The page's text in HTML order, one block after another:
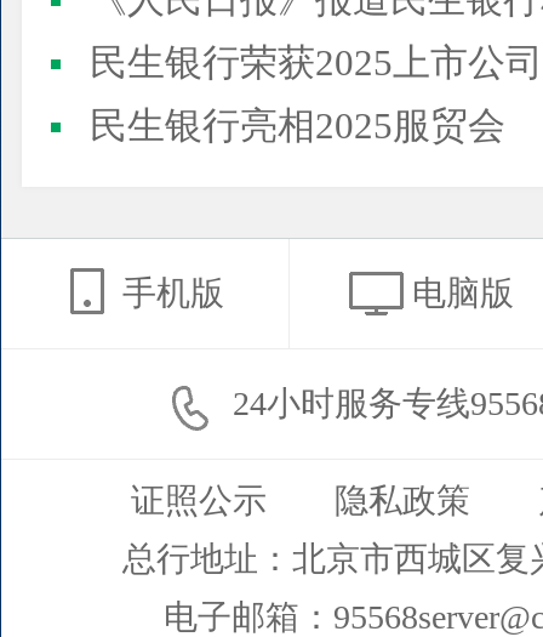
民生银行荣获2025上市公司董事会最佳实践案例、上市公
民生银行亮相2025服贸会
手机版 电脑版
24小时服务专线
证照公示 隐私政策
总行地址：北京市西城区复
电子邮箱：